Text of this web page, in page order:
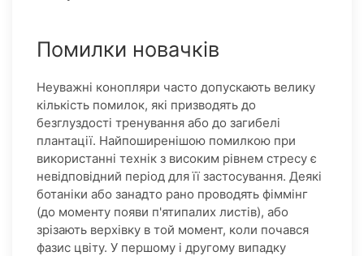
Помилки новачків
Неуважні конопляри часто допускають велику
кількість помилок, які призводять до
безглуздості тренування або до загибелі
плантації. Найпоширенішою помилкою при
використанні технік з високим рівнем стресу є
невідповідний період для її застосування. Деякі
ботаніки або занадто рано проводять фіммінг
(до моменту появи п'ятипалих листів), або
зрізають верхівку в той момент, коли почався
фазис цвіту. У першому і другому випадку